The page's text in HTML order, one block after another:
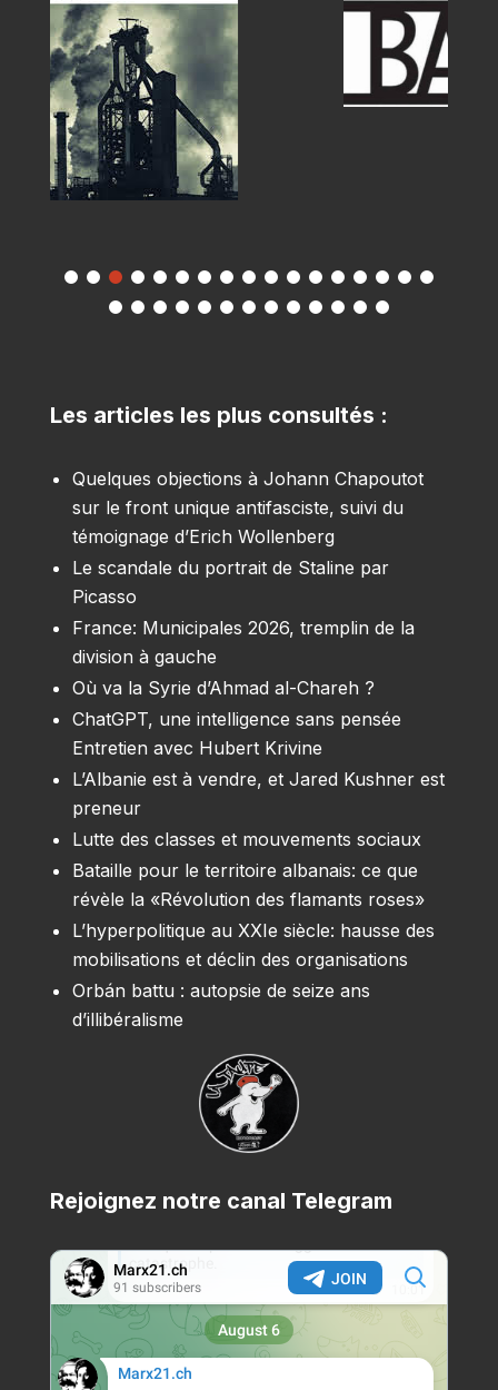
Les articles les plus consultés :
Quelques objections à Johann Chapoutot
sur le front unique antifasciste, suivi du
témoignage d’Erich Wollenberg
Le scandale du portrait de Staline par
Picasso
France: Municipales 2026, tremplin de la
division à gauche
Où va la Syrie d’Ahmad al-Chareh ?
ChatGPT, une intelligence sans pensée
Entretien avec Hubert Krivine
L’Albanie est à vendre, et Jared Kushner est
preneur
Lutte des classes et mouvements sociaux
Bataille pour le territoire albanais: ce que
révèle la «Révolution des flamants roses»
L’hyperpolitique au XXIe siècle: hausse des
mobilisations et déclin des organisations
Orbán battu : autopsie de seize ans
d’illibéralisme
Rejoignez notre canal Telegram